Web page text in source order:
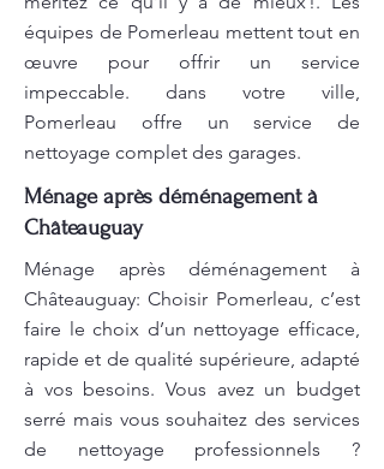
équipes de Pomerleau mettent tout en
œuvre pour offrir un service
impeccable. dans votre ville,
Pomerleau offre un service de
nettoyage complet des garages.
Ménage après déménagement à
Châteauguay
Ménage après déménagement à
Châteauguay: Choisir Pomerleau, c’est
faire le choix d’un nettoyage efficace,
rapide et de qualité supérieure, adapté
à vos besoins. Vous avez un budget
serré mais vous souhaitez des services
de nettoyage professionnels ?